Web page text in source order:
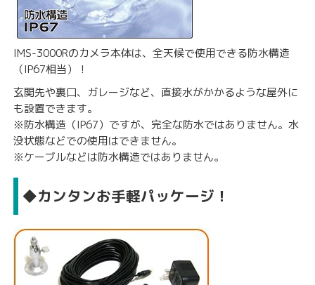
IMS-3000Rのカメラ本体は、全天候で使用できる防水構造
（IP67相当）！
玄関先や裏口、ガレージなど、直接水がかかるような屋外に
も設置できます。
※防水構造（IP67）ですが、完全な防水ではありません。水
没状態などでの使用はできません。
※ケーブルなどは防水構造ではありません。
◆カンタンお手軽パッケージ！